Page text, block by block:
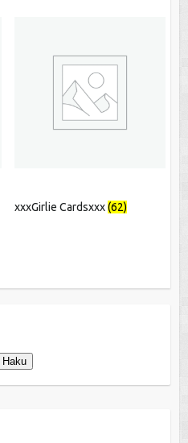
xxxGirlie Cardsxxx(62)
Haku